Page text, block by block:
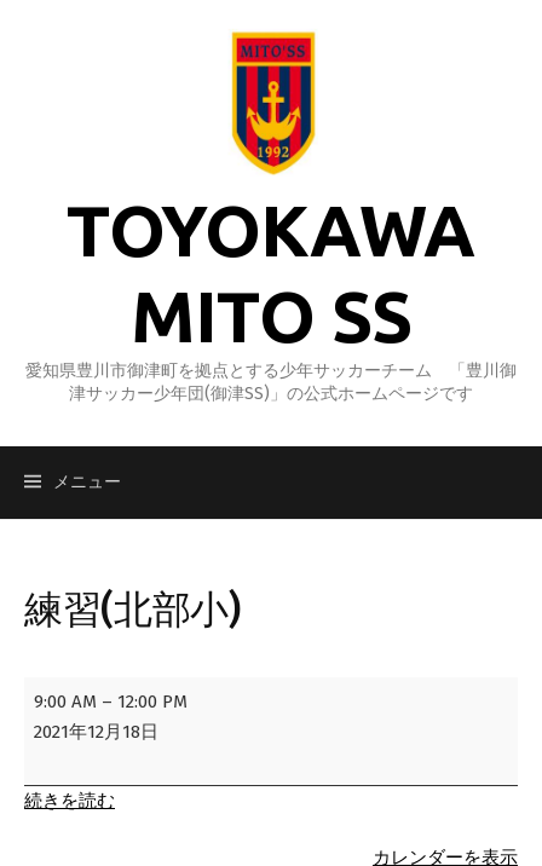
TOYOKAWA
MITO SS
愛知県豊川市御津町を拠点とする少年サッカーチーム 「豊川御
津サッカー少年団(御津SS)」の公式ホームページです
メニュー
練習(北部小)
練
習
部
小)
9:00 AM – 12:00 PM
2021年12月18日
続きを読む
カレンダーを表示